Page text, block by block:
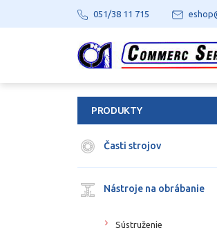
PRODUKTY
Časti strojov
Nástroje na obrábanie
Sústruženie
051/38 11 715